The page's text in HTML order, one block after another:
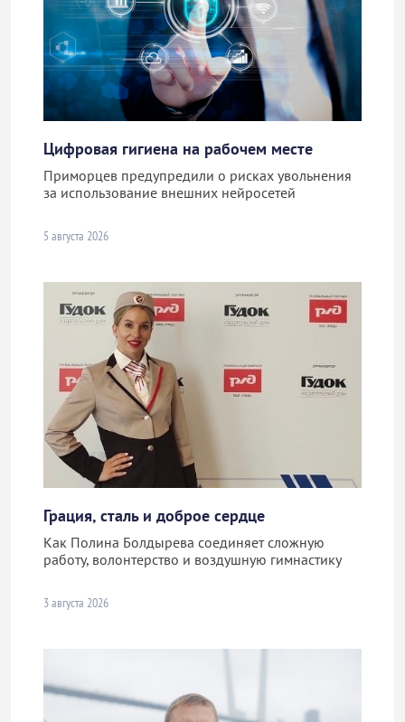
Цифровая гигиена на рабочем месте
Приморцев предупредили о рисках увольнения
за использование внешних нейросетей
5 августа 2026
Грация, сталь и доброе сердце
Как Полина Болдырева соединяет сложную
работу, волонтерство и воздушную гимнастику
3 августа 2026